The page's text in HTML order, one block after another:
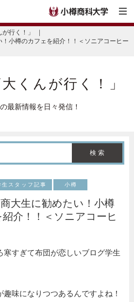
行く！」
｜
！小樽のカフェを紹介！！＜ソニアコーヒー
くんが行く！」
最新情報を日々発信！
生スタッフ記事 小樽
商大生に勧めたい！小樽
介！！＜ソニアコーヒ
寒すぎて布団が恋しいブログ学生
味になりつつあるんですよね！